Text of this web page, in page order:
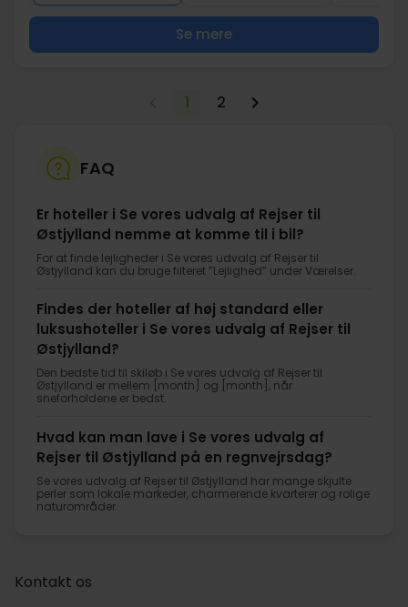
Se mere
1 2
FAQ
Er hoteller i Se vores udvalg af Rejser til
Østjylland nemme at komme til i bil?
For at finde lejligheder i Se vores udvalg af Rejser til
Østjylland kan du bruge filteret ”Lejlighed” under Værelser.
Findes der hoteller af høj standard eller
luksushoteller i Se vores udvalg af Rejser til
Østjylland?
Den bedste tid til skiløb i Se vores udvalg af Rejser til
Østjylland er mellem [month] og [month], når
sneforholdene er bedst.
Hvad kan man lave i Se vores udvalg af
Rejser til Østjylland på en regnvejrsdag?
Se vores udvalg af Rejser til Østjylland har mange skjulte
perler som lokale markeder, charmerende kvarterer og rolige
naturområder.
Kontakt os